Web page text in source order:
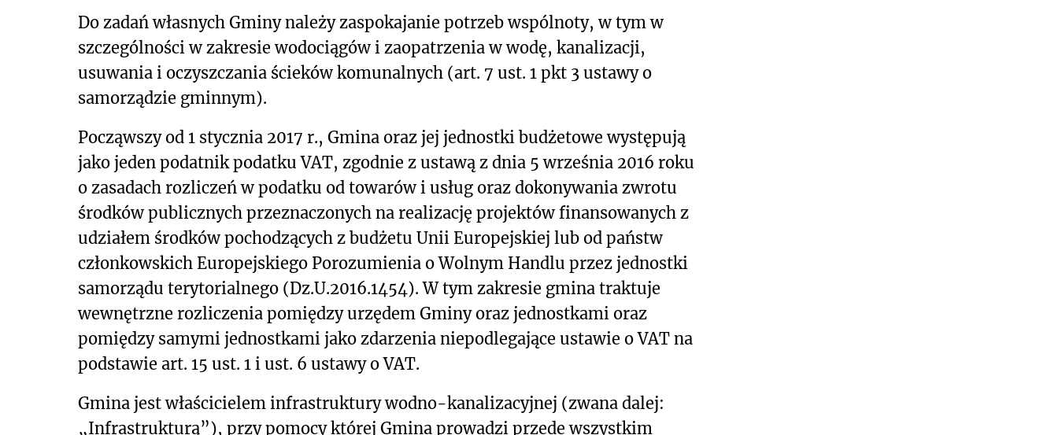
Do zadań własnych Gminy należy zaspokajanie potrzeb wspólnoty, w tym w
szczególności w zakresie wodociągów i zaopatrzenia w wodę, kanalizacji,
usuwania i oczyszczania ścieków komunalnych (art. 7 ust. 1 pkt 3 ustawy o
samorządzie gminnym).
Począwszy od 1 stycznia 2017 r., Gmina oraz jej jednostki budżetowe występują
jako jeden podatnik podatku VAT, zgodnie z ustawą z dnia 5 września 2016 roku
o zasadach rozliczeń w podatku od towarów i usług oraz dokonywania zwrotu
środków publicznych przeznaczonych na realizację projektów finansowanych z
udziałem środków pochodzących z budżetu Unii Europejskiej lub od państw
członkowskich Europejskiego Porozumienia o Wolnym Handlu przez jednostki
samorządu terytorialnego (Dz.U.2016.1454). W tym zakresie gmina traktuje
wewnętrzne rozliczenia pomiędzy urzędem Gminy oraz jednostkami oraz
pomiędzy samymi jednostkami jako zdarzenia niepodlegające ustawie o VAT na
podstawie art. 15 ust. 1 i ust. 6 ustawy o VAT.
Gmina jest właścicielem infrastruktury wodno-kanalizacyjnej (zwana dalej:
„Infrastrukturą”), przy pomocy której Gmina prowadzi przede wszystkim